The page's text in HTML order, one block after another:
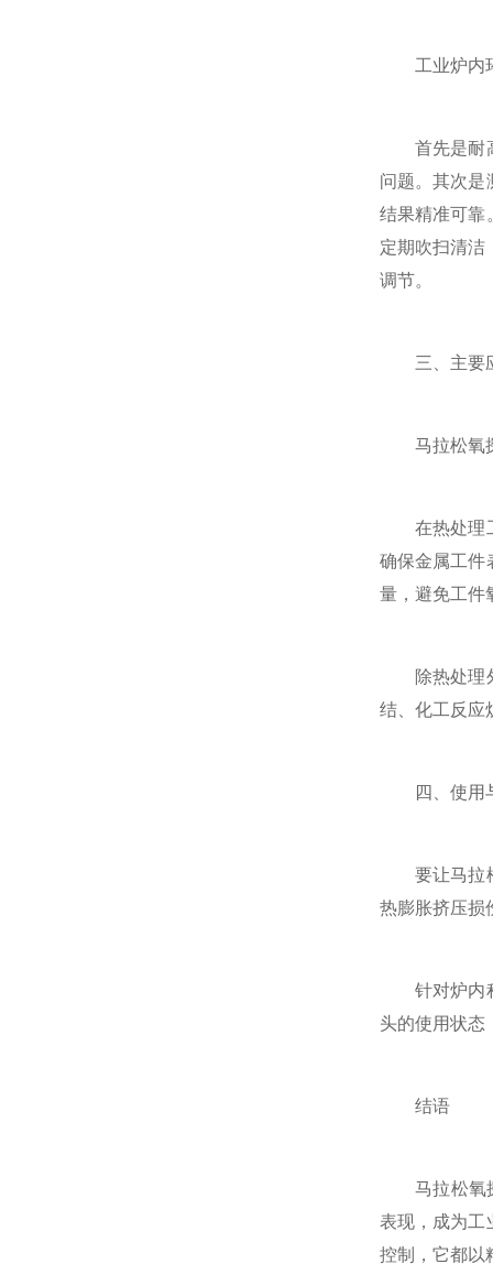
工业炉内环
首先是耐高
问题。其次是
结果精准可靠
定期吹扫清洁
调节。
三、主要应
马拉松氧探
在热处理工
确保金属工件
量，避免工件
除热处理外
结、化工反应
四、使用与
要让马拉松
热膨胀挤压损
针对炉内积
头的使用状态
结语
马拉松氧探
表现，成为工
控制，它都以